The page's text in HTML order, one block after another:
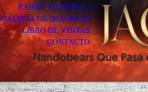
BABIES JACSHIVA
GALERÍA DE IMÁGENES
LIBRO DE VISITAS
CONTACTO